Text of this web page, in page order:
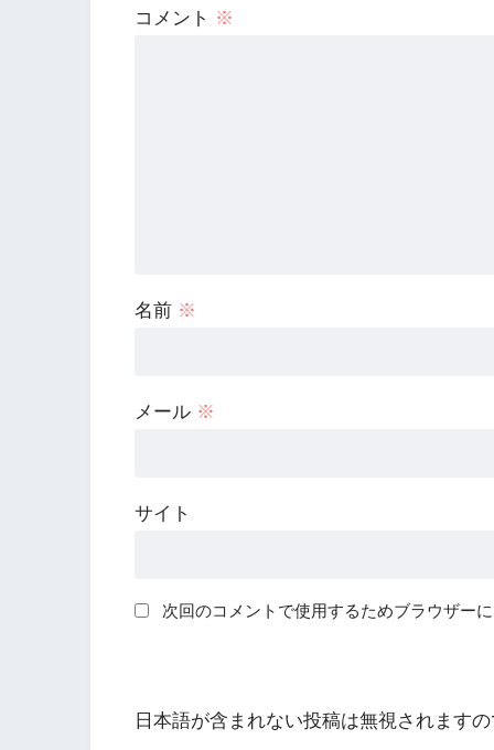
コメント ※
名前 ※
メール ※
サイト
次回のコメントで使用するためブラウザー
日本語が含まれない投稿は無視されます